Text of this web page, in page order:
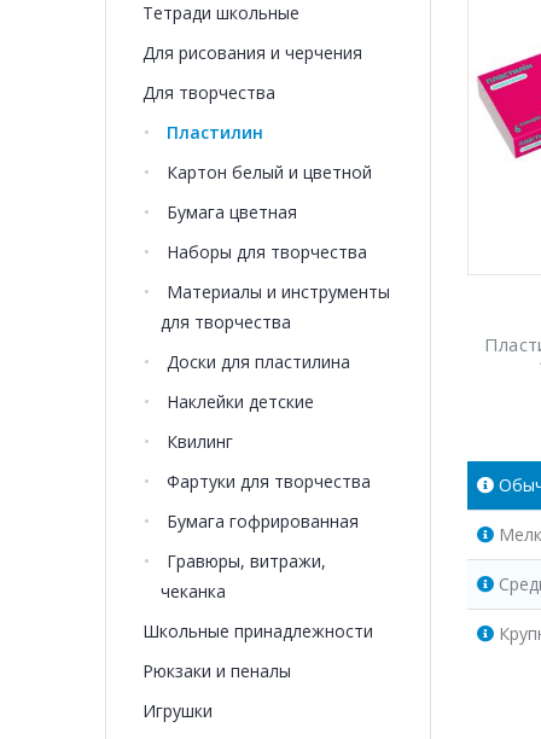
Тетради школьные
Для рисования и черчения
Для творчества
Пластилин
Картон белый и цветной
Бумага цветная
Наборы для творчества
Материалы и инструменты
для творчества
Доски для пластилина
Наклейки детские
Квилинг
Фартуки для творчества
Бумага гофрированная
Гравюры, витражи,
чеканка
Школьные принадлежности
Рюкзаки и пеналы
Игрушки